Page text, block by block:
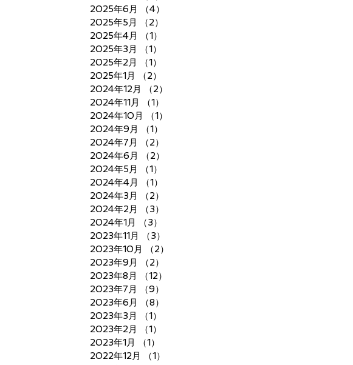
2025年6月
（4）
2025年5月
（2）
2025年4月
（1）
2025年3月
（1）
2025年2月
（1）
2025年1月
（2）
2024年12月
（2）
2024年11月
（1）
2024年10月
（1）
2024年9月
（1）
2024年7月
（2）
2024年6月
（2）
2024年5月
（1）
2024年4月
（1）
2024年3月
（2）
2024年2月
（3）
2024年1月
（3）
2023年11月
（3）
2023年10月
（2）
2023年9月
（2）
2023年8月
（12）
2023年7月
（9）
2023年6月
（8）
2023年3月
（1）
2023年2月
（1）
2023年1月
（1）
2022年12月
（1）